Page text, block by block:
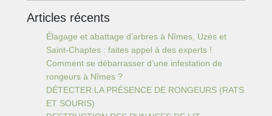
Articles récents
Élagage et abattage d’arbres à Nîmes, Uzès et
Saint-Chaptes : faites appel à des experts !
Comment se débarrasser d’une infestation de
rongeurs à Nîmes ?
DÉTECTER LA PRÉSENCE DE RONGEURS (RATS
ET SOURIS)